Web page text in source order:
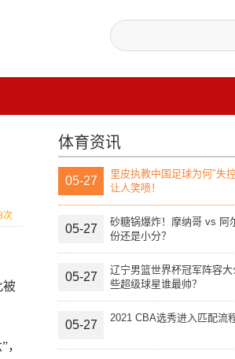
次
被
体育资讯
05-27
里皮执教中国足球为何"失
让人笑喷！
05-27
砂糖锅爆炸！摩纳哥 vs 阿
份还是小分？
05-27
辽宁男篮世界杯冠军阵容
些超级球星谁最帅？
05-27
2021 CBA选秀进入匹配流